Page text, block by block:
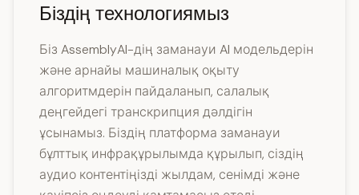
Біздің технологиямыз
Біз AssemblyAI-дің заманауи AI модельдерін
және арнайы машиналық оқыту
алгоритмдерін пайдаланып, салалық
деңгейдегі транскрипция дәлдігін
ұсынамыз. Біздің платформа заманауи
бұлттық инфрақұрылымда құрылып, сіздің
аудио контентіңізді жылдам, сенімді және